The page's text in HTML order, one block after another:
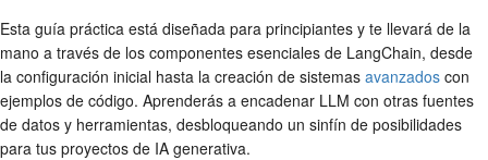
Esta guía práctica está diseñada para principiantes y te llevará de la
mano a través de los componentes esenciales de LangChain, desde
la configuración inicial hasta la creación de sistemas avanzados con
ejemplos de código. Aprenderás a encadenar LLM con otras fuentes
de datos y herramientas, desbloqueando un sinfín de posibilidades
para tus proyectos de IA generativa.